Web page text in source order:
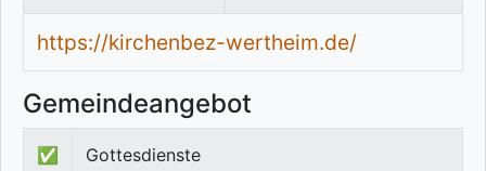
https://kirchenbez-wertheim.de/
Gemeindeangebot
✅ Gottesdienste